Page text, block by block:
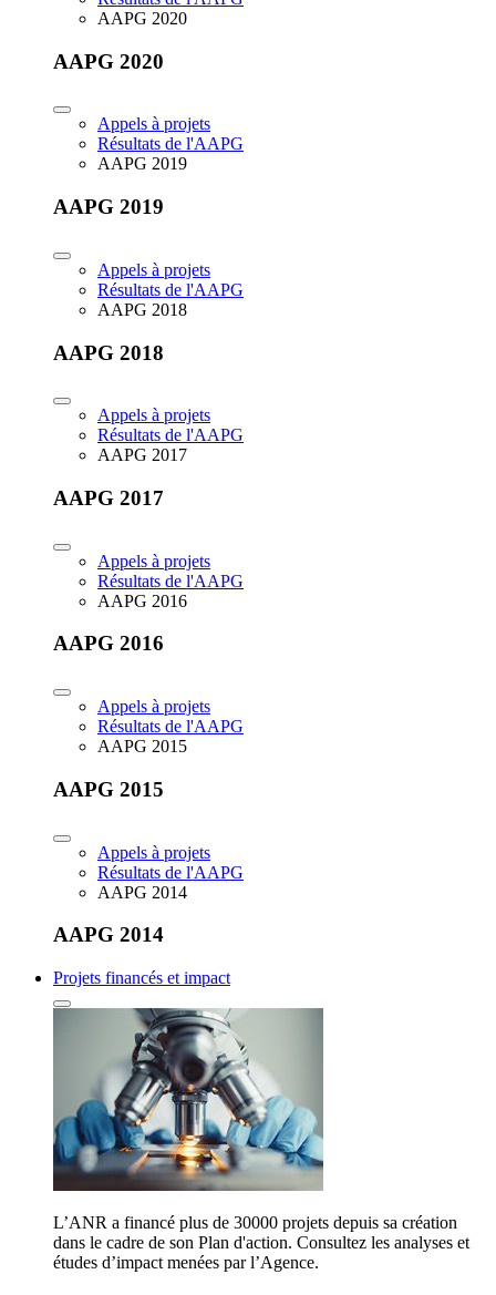
AAPG 2020
AAPG 2020
Appels à projets
Résultats de l'AAPG
AAPG 2019
AAPG 2019
Appels à projets
Résultats de l'AAPG
AAPG 2018
AAPG 2018
Appels à projets
Résultats de l'AAPG
AAPG 2017
AAPG 2017
Appels à projets
Résultats de l'AAPG
AAPG 2016
AAPG 2016
Appels à projets
Résultats de l'AAPG
AAPG 2015
AAPG 2015
Appels à projets
Résultats de l'AAPG
AAPG 2014
AAPG 2014
Projets financés et impact
L’ANR a financé plus de 30000 projets depuis sa création
dans le cadre de son Plan d'action. Consultez les analyses et
études d’impact menées par l’Agence.